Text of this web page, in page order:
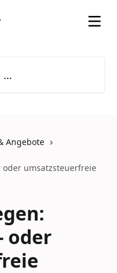
Angebote
oder umsatzsteuerfreie
oder